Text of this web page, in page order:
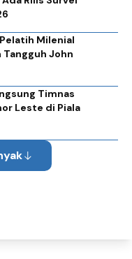
Milenial
Tangguh John
Timnas
Leste di Piala